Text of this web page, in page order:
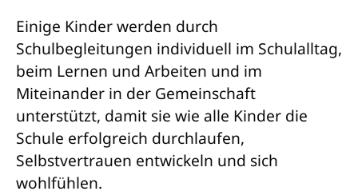
Einige Kinder werden durch
Schulbegleitungen individuell im Schulalltag,
beim Lernen und Arbeiten und im
Miteinander in der Gemeinschaft
unterstützt, damit sie wie alle Kinder die
Schule erfolgreich durchlaufen,
Selbstvertrauen entwickeln und sich
wohlfühlen.